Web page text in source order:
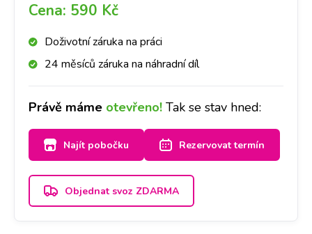
nutné provedení diagnostiky u nás na pobočce,
abychom dokázali přesně určit, co danou závadu
způsobuje. Následně, po jejím provedení, se s Vámi
spojíme a domluvíme se ohledně dalšího postupu
nebudeme. Při diagnostice záleží také na míře
poškození Vašeho iPad Pro 9, časově cca na 1-3
dny.
Cena: 590 Kč
Doživotní záruka na práci
24 měsíců záruka na náhradní díl
Právě máme otevřeno! Tak se stav hned:
Najít pobočku Rezervovat termín
Objednat svoz ZDARMA